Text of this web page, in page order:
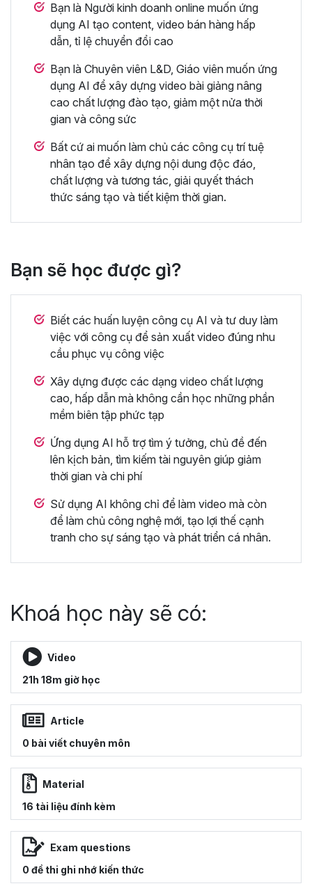
Bạn là Người kinh doanh online muốn ứng
dụng AI tạo content, video bán hàng hấp
dẫn, tỉ lệ chuyển đổi cao
Bạn là Chuyên viên L&D, Giáo viên muốn ứng
dụng AI để xây dựng video bài giảng nâng
cao chất lượng đào tạo, giảm một nửa thời
gian và công sức
Bất cứ ai muốn làm chủ các công cụ trí tuệ
nhân tạo để xây dựng nội dung độc đáo,
chất lượng và tương tác, giải quyết thách
thức sáng tạo và tiết kiệm thời gian.
Bạn sẽ học được gì?
Biết các huấn luyện công cụ AI và tư duy làm
việc với công cụ để sản xuất video đúng nhu
cầu phục vụ công việc
Xây dựng được các dạng video chất lượng
cao, hấp dẫn mà không cần học những phần
mềm biên tập phức tạp
Ứng dụng AI hỗ trợ tìm ý tưởng, chủ đề đến
lên kịch bản, tìm kiếm tài nguyên giúp giảm
thời gian và chi phí
Sử dụng AI không chỉ để làm video mà còn
để làm chủ công nghệ mới, tạo lợi thế cạnh
tranh cho sự sáng tạo và phát triển cá nhân.
Khoá học này sẽ có:
Video
21h 18m giờ học
Article
0 bài viết chuyên môn
Material
16 tài liệu đính kèm
Exam questions
0 đề thi ghi nhớ kiến thức